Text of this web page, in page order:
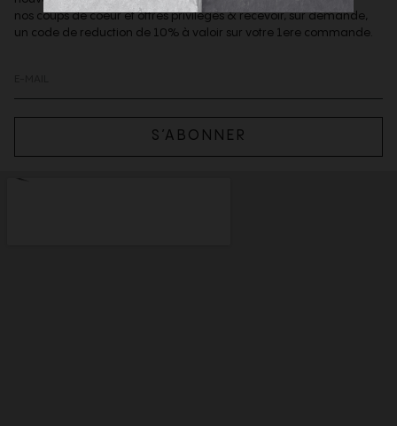
nos coups de coeur et offres privilèges & recevoir, sur demande,
un code de reduction de 10% à valoir sur votre 1ere commande.
S’ABONNER